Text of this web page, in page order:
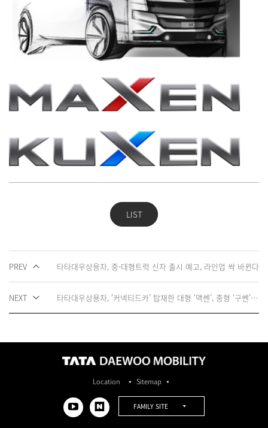
LIST
PREV 타타대우상용차, 중-대형트럭 신차 출시 예고, 라인업 싹 바뀐다
NEXT 타타대우상용차, ‘커넥티드카’ 탑재한 대형 ‘맥쎈’, 중형 ‘구쎈’ 출시, ‘쎈’ 라인업 완성
Location Sitemap
FAMILY SITE